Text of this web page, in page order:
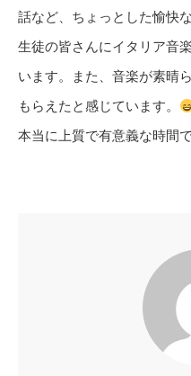
話など、ちょっとした愉快
生徒の皆さんにイタリア音
います。また、音楽が素晴
もらえたと感じています。
本当に上質で有意義な時間で